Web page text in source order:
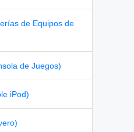
de Equipos de
de Juegos)
iPod)